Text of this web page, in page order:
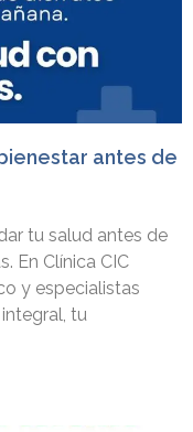
antes de
tu salud antes de
En Clínica CIC
y especialistas
tu